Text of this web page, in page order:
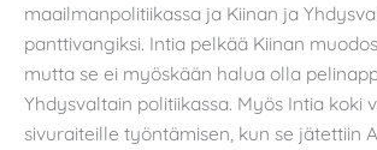
maailmanpolitiikassa ja Kiinan ja
panttivangiksi. Intia pelkää Kiinan
mutta se ei myöskään halua olla
Yhdysvaltain politiikassa. Myös Intia koki
sivuraiteille työntämisen, kun se jätettiin